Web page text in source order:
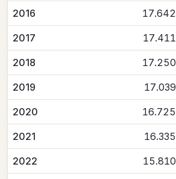
2016 17.642
2017 17.411
2018 17.250
2019 17.039
2020 16.725
2021 16.335
2022 15.810